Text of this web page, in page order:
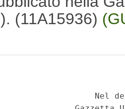
(11A15936)